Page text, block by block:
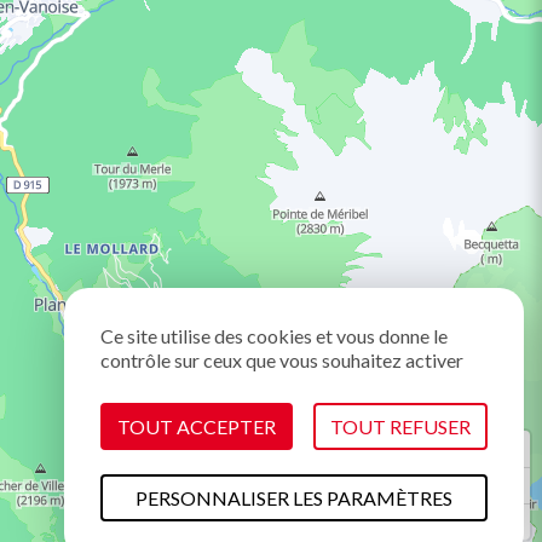
Ce site utilise des cookies et vous donne le
contrôle sur ceux que vous souhaitez activer
TOUT ACCEPTER TOUT REFUSER
PERSONNALISER LES PARAMÈTRES